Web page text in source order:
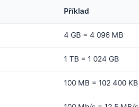
Příklad
4 GB = 4 096 MB
1 TB = 1 024 GB
100 MB = 102 400 KB